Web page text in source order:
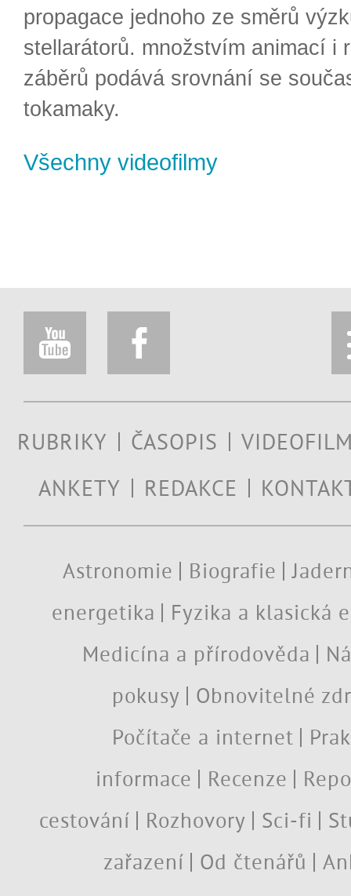
propagace jednoho ze směrů
stellarátorů. množstvím animací i
záběrů podává srovnání se
tokamaky.
Všechny videofilmy
RUBRIKY ČASOPIS
ANKETY
REDAKCE
Astronomie Biografie
energetika
Fyzika a klasická
Medicína a přírodověda
pokusy
Obnovitelné
Počítače a internet
informace
Recenze
cestování
Rozhovory Sci-fi
zařazení
Od čtenářů